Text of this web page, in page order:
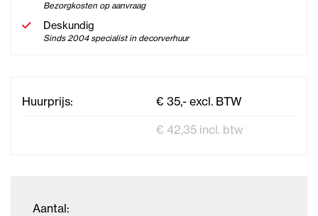
Bezorgkosten op aanvraag
Deskundig
Sinds 2004 specialist in decorverhuur
Huurprijs:
€ 35,- excl. BTW
€ 42,35 incl. btw
Aantal: